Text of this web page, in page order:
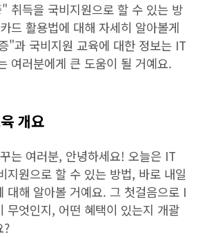
취득을 국비지원으로 할 수 있는 방
드 활용법에 대해 자세히 알아볼게
"과 국비지원 교육에 대한 정보는 IT
여러분에게 큰 도움이 될 거예요.
개요
는 여러분, 안녕하세요! 오늘은 IT
지원으로 할 수 있는 방법, 바로 내일
대해 알아볼 거예요. 그 첫걸음으로 I
무엇인지, 어떤 혜택이 있는지 개괄
?